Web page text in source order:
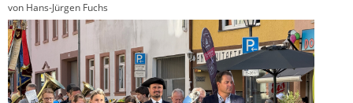
von Hans-Jürgen Fuchs